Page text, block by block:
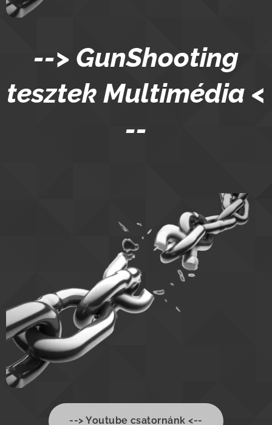
--> GunShooting
tesztek Multimédia <
--
Myspace Cursors
--> Youtube csatornánk <--